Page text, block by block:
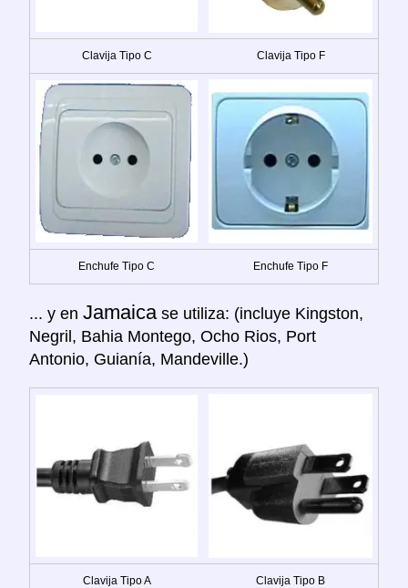
Clavija Tipo C Clavija Tipo F
Enchufe Tipo C Enchufe Tipo F
... y en Jamaica se utiliza: (incluye Kingston,
Negril, Bahia Montego, Ocho Rios, Port
Antonio, Guianía, Mandeville.)
Clavija Tipo A Clavija Tipo B